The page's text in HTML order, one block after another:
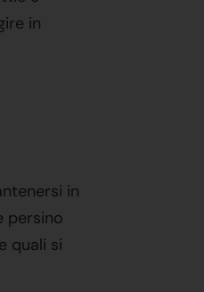
in
in
persino
quali si